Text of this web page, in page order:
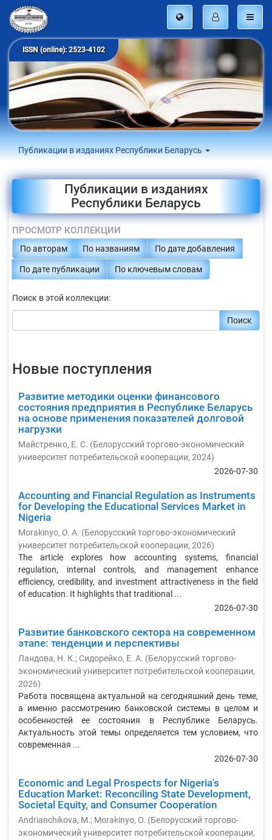
ISSN (online): 2523-4102
Публикации в изданиях Республики Беларусь
Публикации в изданиях
Республики Беларусь
ПРОСМОТР КОЛЛЕКЦИИ
По авторам По названиям По дате добавления
По дате публикации По ключевым словам
Поиск в этой коллекции:
Поиск
Новые поступления
Развитие методики оценки финансового
состояния предприятия в Республике Беларусь
на основе применения показателей долговой
нагрузки
Майстренко, Е. С. (Белорусский торгово-экономический
университет потребительской кооперации, 2024)
2026-07-30
Accounting and Financial Regulation as Instruments
for Developing the Educational Services Market in
Nigeria
Morakinyo, O. A. (Белорусский торгово-экономический
университет потребительской кооперации, 2026)
The article explores how accounting systems, financial
regulation, internal controls, and management enhance
efficiency, credibility, and investment attractiveness in the field
of education. It highlights that traditional ...
2026-07-30
Развитие банковского сектора на современном
этапе: тенденции и перспективы
Ландова, Н. К.;Сидорейко, Е. А. (Белорусский торгово-
экономический университет потребительской кооперации,
2026)
Работа посвящена актуальной на сегодняшний день теме,
а именно рассмотрению банковской системы в целом и
особенностей ее состояния в Республике Беларусь.
Актуальность этой темы определяется тем условием, что
современная ...
2026-07-30
Economic and Legal Prospects for Nigeria's
Education Market: Reconciling State Development,
Societal Equity, and Consumer Cooperation
Andrianchikova, M.; Morakinyo, O. (Белорусский торгово-
экономический университет потребительской кооперации,